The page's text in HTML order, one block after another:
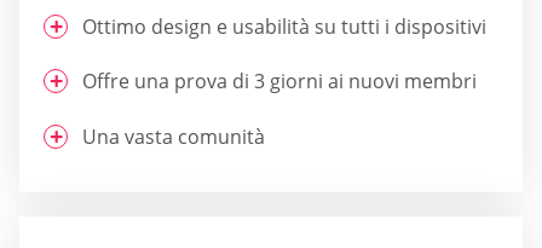
Ottimo design e usabilità su tutti i dispositivi
Offre una prova di 3 giorni ai nuovi membri
Una vasta comunità